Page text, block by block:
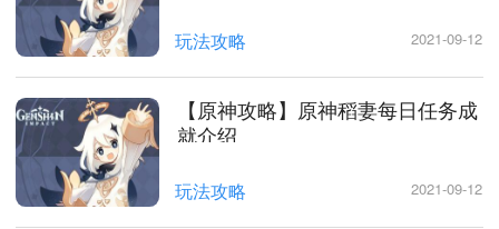
玩法攻略 2021-09-12
【原神攻略】原神稻妻每日任务成
就介绍
玩法攻略 2021-09-12